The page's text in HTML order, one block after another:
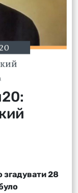
згадувати 28